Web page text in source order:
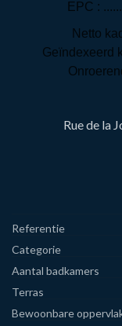
EPC :
Netto
Geïndexeerd
Rue de la
Referentie
Categorie
Aantal badkamers
Terras
Bewoonbare